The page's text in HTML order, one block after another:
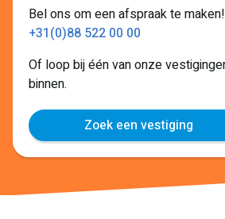
Bel ons om een afspraak te maken!
+31(0)88 522 00 00
Of loop bij één van onze
binnen.
Zoek een vestiging